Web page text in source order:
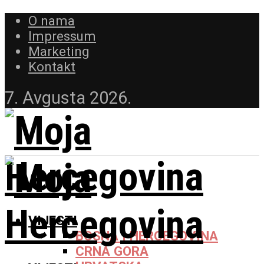
O nama
Impressum
Marketing
Kontakt
7. Avgusta 2026.
VIJESTI
BOSNA I HERCEGOVINA
CRNA GORA